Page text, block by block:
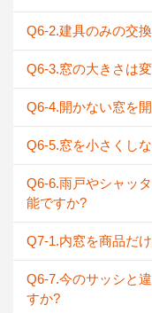
Q6-2.建具のみの交
Q6-3.窓の大きさは
Q6-4.開かない窓を
Q6-5.窓を小さくし
Q6-6.雨戸やシャッ
能ですか?
Q7-1.内窓を商品だ
Q6-7.今のサッシと
すか?